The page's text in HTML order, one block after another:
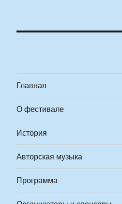
Главная
О фестивале
История
Авторская музыка
Программа